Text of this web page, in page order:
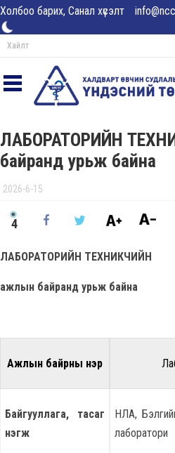
Холбоо барих, Санал хүсэлт
ЛАБОРАТОРИЙН
байранд урьж байна
2026-6-15
4
ЛАБОРАТОРИЙН ТЕХНИКЧИЙН
ажлын байранд урьж байна
Ажлын байрны нэр
Байгууллага, тасаг
нэгж
НЛА,
лаборатори